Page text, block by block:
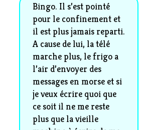
Bingo. Il s’est pointé
pour le confinement et
il est plus jamais reparti.
A cause de lui, la télé
marche plus, le frigo a
l’air d’envoyer des
messages en morse et si
je veux écrire quoi que
ce soit il ne me reste
plus que la vieille